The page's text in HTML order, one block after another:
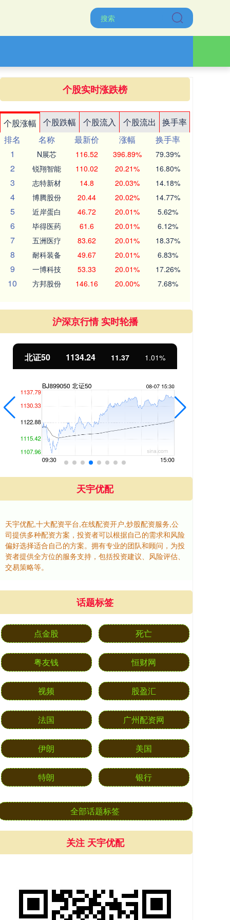
个股实时涨跌榜
个股涨幅 个股跌幅 个股流入 个股流出
换手率
排名
名称 最新价 涨幅
换手率
1
N展芯 116.52 396.89% 79.39%
2 锐翔智能 110.02 20.21% 16.80%
3 志特新材 14.8 20.03% 14.18%
4 博腾股份 20.44 20.02% 14.77%
5 近岸蛋白 46.72 20.01% 5.62%
6 毕得医药 61.6 20.01% 6.12%
7 五洲医疗 83.62 20.01% 18.37%
8 耐科装备 49.67 20.01% 6.83%
9 一博科技 53.33 20.01% 17.26%
10 方邦股份 146.16 20.00% 7.68%
沪深京行情 实时轮播
北证50 1134.24 11.37 1.01%
天宇优配
天宇优配,十大配资平台,在线配资开户,炒股配资服务,公
司提供多种配资方案，投资者可以根据自己的需求和风险
偏好选择适合自己的方案。拥有专业的团队和顾问，为投
资者提供全方位的服务支持，包括投资建议、风险评估、
交易策略等。
话题标签
点金股 死亡
粤友钱 恒财网
视频 股盈汇
法国 广州配资网
伊朗 美国
特朗 银行
全部话题标签
关注 天宇优配